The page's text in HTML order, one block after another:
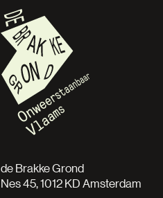
de Brakke Grond
Nes 45, 1012 KD Amsterdam